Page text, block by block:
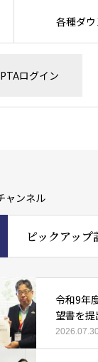
PTAログイン
各種ダ
ピックアップ
令和9年
望書を
2026.07.30